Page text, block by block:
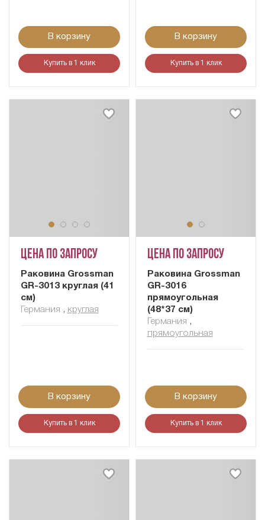
В корзину
Купить в 1 клик
В корзину
Купить в 1 клик
Цена по запросу
Раковина Grossman
GR-3013 круглая (41
см)
Германия , круглая
В корзину
Купить в 1 клик
Цена по запросу
Раковина Grossman
GR-3016
прямоугольная
(48*37 см)
Германия ,
прямоугольная
В корзину
Купить в 1 клик